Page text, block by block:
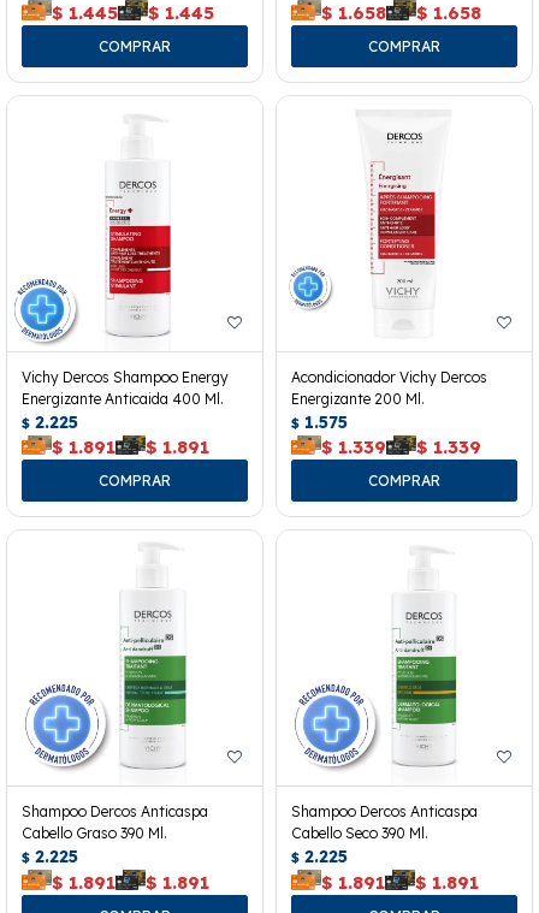
$ 1.445 $ 1.445 $ 1.658 $ 1.658
Vichy Dercos Shampoo Energy
Energizante Anticaida 400 Ml.
$ 2.225
$ 1.891 $ 1.891
Acondicionador Vichy Dercos
Energizante 200 Ml.
$ 1.575
$ 1.339 $ 1.339
Shampoo Dercos Anticaspa
Cabello Graso 390 Ml.
$ 2.225
$ 1.891 $ 1.891
Shampoo Dercos Anticaspa
Cabello Seco 390 Ml.
$ 2.225
$ 1.891 $ 1.891